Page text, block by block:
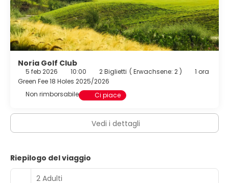
Noria Golf Club
5 feb 2026 10:00 2 Biglietti ( Erwachsene: 2 )
1 ora
Green Fee 18 Holes 2025/2026
Non rimborsabile
Ci piace
Vedi i dettagli
Riepilogo del viaggio
2 Adulti